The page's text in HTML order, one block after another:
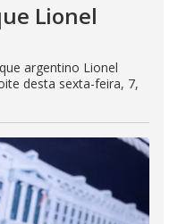
Lionel
argentino Lionel
desta sexta-feira, 7,